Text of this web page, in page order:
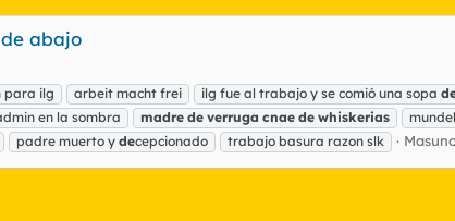
abajo
para ilg arbeit macht frei ilg fue al trabajo y se comió una sopa
en la sombra madre de verruga cnae de whiskerias
padre muerto y decepcionado trabajo basura razon slk